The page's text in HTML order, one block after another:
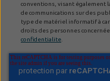
conventions, visant également
de communications sur des
type de matériel informatif à
droits des personnes
confidentialite